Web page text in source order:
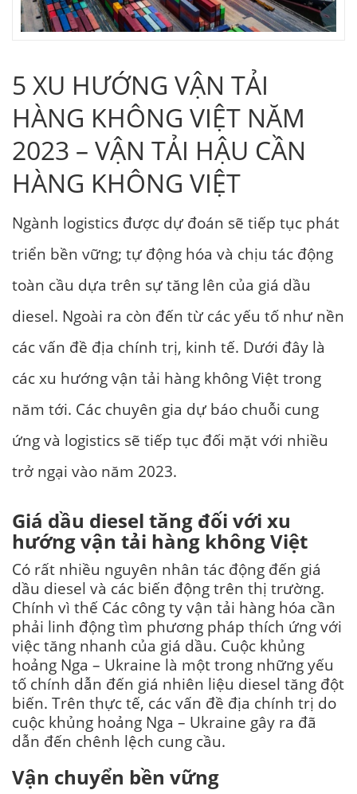
5 XU HƯỚNG VẬN TẢI
HÀNG KHÔNG VIỆT NĂM
2023 – VẬN TẢI HẬU CẦN
HÀNG KHÔNG VIỆT
Ngành logistics được dự đoán sẽ tiếp tục phát
triển bền vững; tự động hóa và chịu tác động
toàn cầu dựa trên sự tăng lên của giá dầu
diesel. Ngoài ra còn đến từ các yếu tố như nền
các vấn đề địa chính trị, kinh tế. Dưới đây là
các xu hướng vận tải hàng không Việt trong
năm tới. Các chuyên gia dự báo chuỗi cung
ứng và logistics sẽ tiếp tục đối mặt với nhiều
trở ngại vào năm 2023.
Giá dầu diesel tăng đối với xu
hướng vận tải hàng không Việt
Có rất nhiều nguyên nhân tác động đến giá
dầu diesel và các biến động trên thị trường.
Chính vì thế Các công ty vận tải hàng hóa cần
phải linh động tìm phương pháp thích ứng với
việc tăng nhanh của giá dầu. Cuộc khủng
hoảng Nga – Ukraine là một trong những yếu
tố chính dẫn đến giá nhiên liệu diesel tăng đột
biến. Trên thực tế, các vấn đề địa chính trị do
cuộc khủng hoảng Nga – Ukraine gây ra đã
dẫn đến chênh lệch cung cầu.
Vận chuyển bền vững